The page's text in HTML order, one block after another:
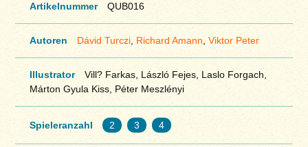
Artikelnummer QUB016
Autoren Dávid Turczi, Richard Amann Viktor Peter
Illustrator
Vill? Farkas, László Fejes, Laslo Forgach,
Márton Gyula Kiss, Péter Meszlényi
Spieleranzahl 2 3 4